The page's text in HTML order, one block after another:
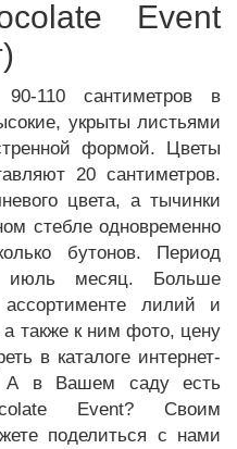
Event
110 сантиметров в
укрыты листьями
формой. Цветы
20 сантиметров.
цвета, а тычинки
стебле одновременно
бутонов. Период
июль месяц. Больше
лилий и
а также к ним фото, цену
в каталоге интернет-
А в Вашем саду есть
Event? Своим
поделиться с нами